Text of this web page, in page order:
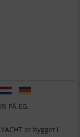
PÅ EG.
er bygget i